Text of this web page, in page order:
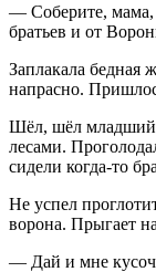
— Соберите, мама,
братьев и от
Заплакала бедная
напрасно.
Шёл, шёл младший
лесами.
сидели когда-то
Не успел
ворона. Прыгает
— Дай и мне